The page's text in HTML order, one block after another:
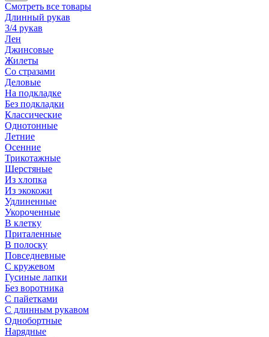
Смотреть все товары
Длинный рукав
3/4 рукав
Лен
Джинсовые
Жилеты
Со стразами
Деловые
На подкладке
Без подкладки
Классические
Однотонные
Летние
Осенние
Трикотажные
Шерстяные
Из хлопка
Из экокожи
Удлиненные
Укороченные
В клетку
Приталенные
В полоску
Повседневные
С кружевом
Гусиные лапки
Без воротника
С пайетками
С длинным рукавом
Однобортные
Нарядные